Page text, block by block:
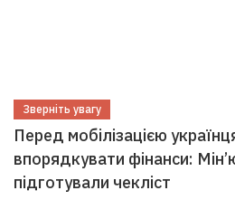
Зверніть увагу
Перед мобілізацією
впорядкувати фінанси:
підготували чекліст